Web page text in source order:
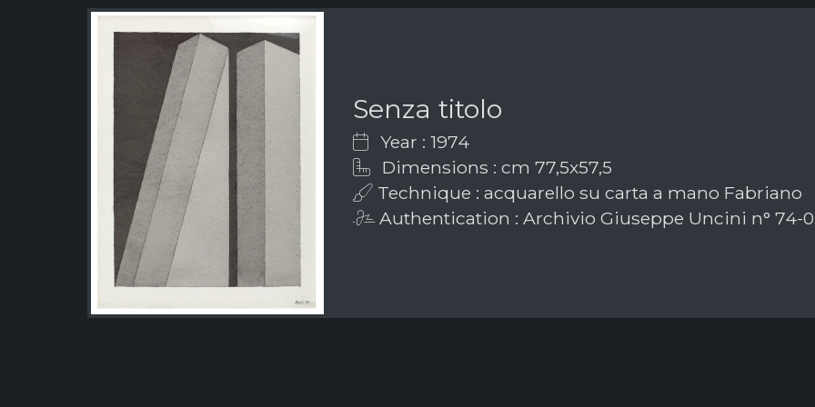
Senza titolo
Year : 1974
Dimensions : cm 77,5x57,5
Technique : acquarello su carta a mano Fabriano
Authentication : Archivio Giuseppe Uncini n° 74-